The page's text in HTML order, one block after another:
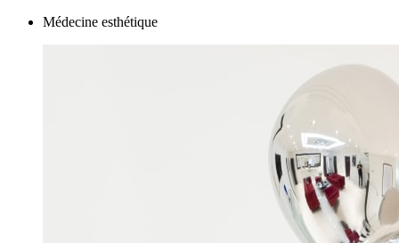
Médecine esthétique